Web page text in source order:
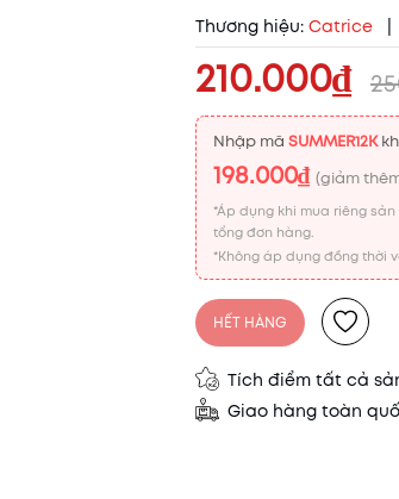
Thương hiệu: Catrice
210.000₫
Nhập mã SUMMER12K
198.000₫ (giảm
*Áp dụng khi mua riêng
tổng đơn hàng.
*Không áp dụng đồng thời
HẾT HÀNG
Tích điểm tất cả
Giao hàng toàn